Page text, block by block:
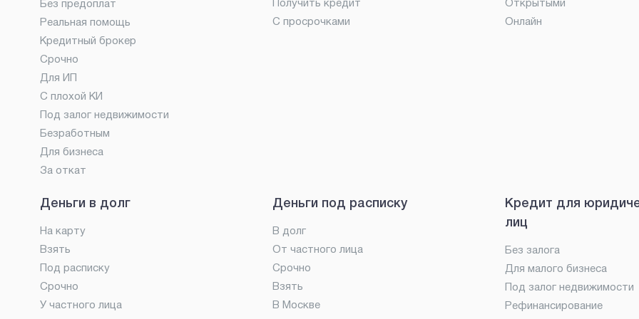
Без предоплат
Реальная помощь
Кредитный брокер
Срочно
Для ИП
С плохой КИ
Под залог недвижимости
Безработным
Для бизнеса
За откат
Получить кредит
С просрочками
Открытыми
Онлайн
Деньги в долг
На карту
Взять
Под расписку
Срочно
У частного лица
Деньги под расписку
В долг
От частного лица
Срочно
Взять
В Москве
Кредит для
лиц
Без залога
Для малого бизнеса
Под залог недвижимости
Рефинансирование